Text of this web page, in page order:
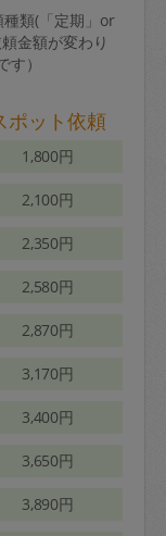
種類(「定期」or
金額が変わり
）
ポット依頼
1,800円
2,100円
2,350円
2,580円
2,870円
3,170円
3,400円
3,650円
3,890円